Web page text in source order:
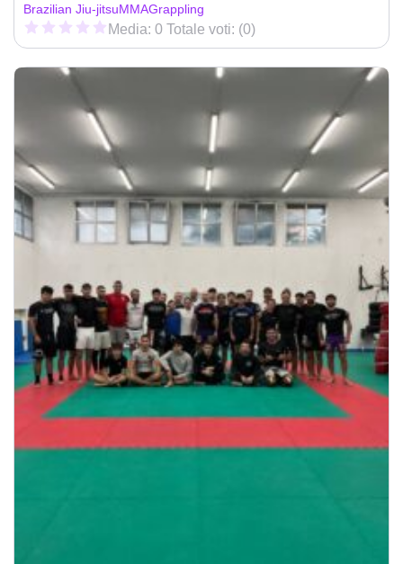
Brazilian Jiu-jitsuMMAGrappling
Media: 0 Totale voti: (0)